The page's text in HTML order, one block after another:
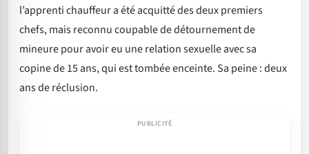
l’apprenti chauffeur a été acquitté des deux premiers
chefs, mais reconnu coupable de détournement de
mineure pour avoir eu une relation sexuelle avec sa
copine de 15 ans, qui est tombée enceinte. Sa peine : deux
ans de réclusion.